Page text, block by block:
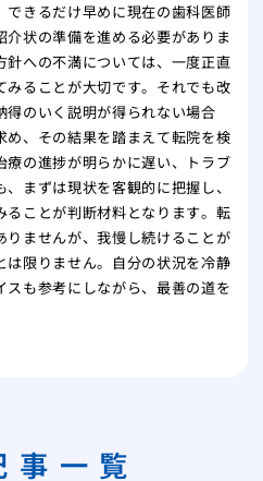
できるだけ早めに現在の歯科医師
介状の準備を進める必要がありま
針への不満については、一度正直
みることが大切です。それでも改
のいく説明が得られない場合
め、その結果を踏まえて転院を検
療の進捗が明らかに遅い、トラブ
まずは現状を客観的に把握し、
ることが判断材料となります。転
りませんが、我慢し続けることが
は限りません。自分の状況を冷静
スも参考にしながら、最善の道を
事一覧